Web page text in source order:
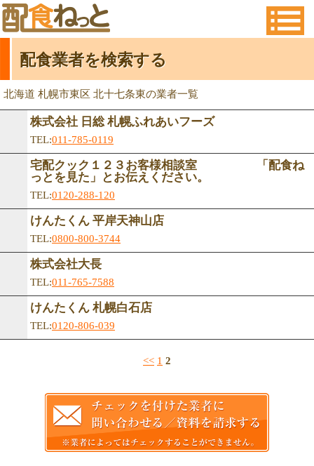
配食業者を検索する
北海道 札幌市東区 北十七条東の業者一覧
株式会社 日総 札幌ふれあいフーズ
TEL:011-785-0119
宅配クック１２３お客様相談室 「配食ね
っとを見た」とお伝えください。
TEL:0120-288-120
けんたくん 平岸天神山店
TEL:0800-800-3744
株式会社大長
TEL:011-765-7588
けんたくん 札幌白石店
TEL:0120-806-039
<< 1 2